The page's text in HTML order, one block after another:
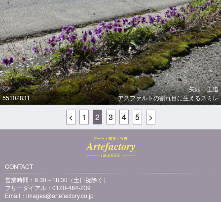
55102831
矢頭 正道
アスファルトの割れ目に生えるスミレ
< 1 2 3 4 5 >
CONTACT
営業時間：9:30～18:30（土日祝除く）
フリーダイアル：0120-484-239
Email： images@artefactory.co.jp